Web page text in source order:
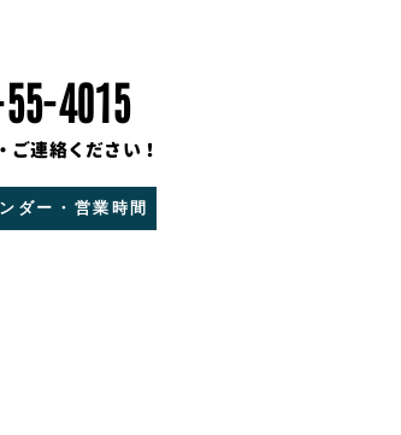
4015
ご連絡ください！
ダー・営業時間